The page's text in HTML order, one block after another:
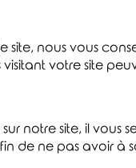
site, nous vous
visitant votre site
notre site, il vous
de ne pas avoir à